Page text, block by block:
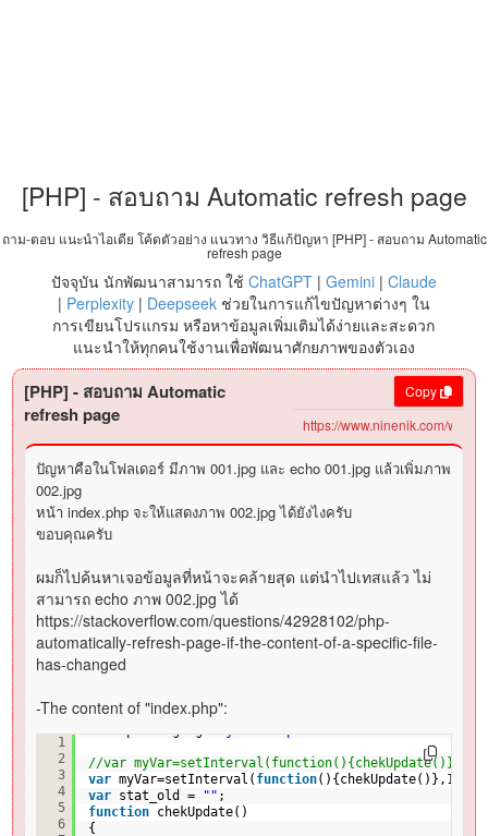
[PHP] - สอบถาม Automatic refresh page
ถาม-ตอบ แนะนำไอเดีย โค้ดตัวอย่าง แนวทาง วิธีแก้ปัญหา [PHP] - สอบถาม Automatic
refresh page
ปัจจุบัน นักพัฒนาสามารถ ใช้ ChatGPT| Gemini| Claude
| Perplexity| Deepseekช่วยในการแก้ไขปัญหาต่างๆ ใน
การเขียนโปรแกรม หรือหาข้อมูลเพิ่มเติมได้ง่ายและสะดวก
แนะนำให้ทุกคนใช้งานเพื่อพัฒนาศักยภาพของตัวเอง
[PHP] - สอบถาม Automatic
refresh page
Copy
ปัญหาคือในโฟลเดอร์ มีภาพ 001.jpg และ echo 001.jpg แล้วเพิ่มภาพ
002.jpg
หน้า index.php จะให้แสดงภาพ 002.jpg ได้ยังไงครับ
ขอบคุณครับ
ผมก็ไปค้นหาเจอข้อมูลที่หน้าจะคล้ายสุด แต่นำไปเทสแล้ว ไม่
สามารถ echo ภาพ 002.jpg ได้
https://stackoverflow.com/questions/42928102/php-
automatically-refresh-page-if-the-content-of-a-specific-file-
has-changed
-The content of "index.php":
1
2
3
4
5
6
<script language="javascript">
//var
var myVar=setInterval( function
var stat_old = "" ;
function chekUpdate()
{